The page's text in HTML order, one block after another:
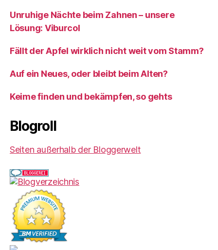
Unruhige Nächte beim Zahnen – unsere
Lösung: Viburcol
Fällt der Apfel wirklich nicht weit vom Stamm?
Auf ein Neues, oder bleibt beim Alten?
Keime finden und bekämpfen, so gehts
Blogroll
Seiten außerhalb der Bloggerwelt